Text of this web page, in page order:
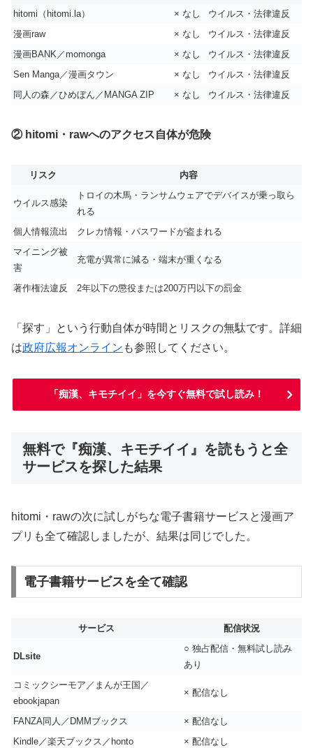
hitomi（hitomi.la）
× なし
ウイルス・法律違反
漫画raw
× なし
ウイルス・法律違反
漫画BANK／momonga
× なし
ウイルス・法律違反
Sen Manga／漫画タウン
× なし
ウイルス・法律違反
同人の森／ひめぼん／MANGA ZIP
× なし ウイルス・法律違反
② hitomi・rawへのアクセス自体が危険
リスク 内容
ウイルス感染
トロイの木馬・ランサムウェアでデバイスが乗っ取ら
れる
個人情報流出
クレカ情報・パスワードが盗まれる
マイニング被
害
充電が異常に減る・端末が重くなる
著作権法違反 2年以下の懲役または200万円以下の罰金
「探す」という行動自体が時間とリスクの無駄です。詳細
は政府広報オンライン も参照してください。
「痴漢、キモチイイ」を今すぐ無料で試し読み！
無料で『痴漢、キモチイイ』を読もうと全
サービスを探した結果
hitomi・rawの次に試しがちな電子書籍サービスと漫画ア
プリも全て確認しましたが、結果は同じでした。
電子書籍サービスを全て確認
サービス 配信状況
DLsite
○ 独占配信・無料試し読み
あり
コミックシーモア／まんが王国／
ebookjapan
× 配信なし
FANZA同人／DMMブックス
× 配信なし
Kindle／楽天ブックス／honto
× 配信なし